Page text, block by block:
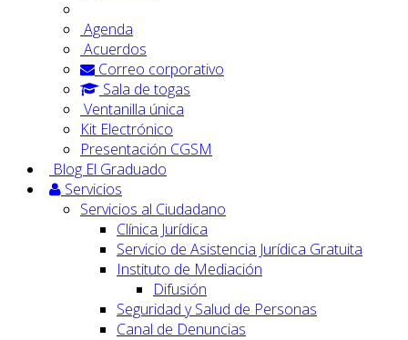
Agenda
Acuerdos
Correo corporativo
Sala de togas
Ventanilla única
Kit Electrónico
Presentación CGSM
Blog El Graduado
Servicios
Servicios al Ciudadano
Clínica Jurídica
Servicio de Asistencia Jurídica Gratuita
Instituto de Mediación
Difusión
Seguridad y Salud de Personas
Canal de Denuncias